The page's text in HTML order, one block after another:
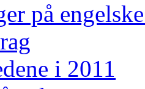
på
i 2011